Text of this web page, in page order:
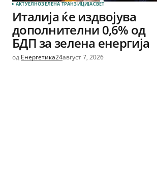
АКТУЕЛНОЗЕЛЕНА ТРАНЗИЦИЈАСВЕТ
Италија ќе издвојува
дополнителни 0,6% од
БДП за зелена енергија
од Енергетика24август 7, 2026